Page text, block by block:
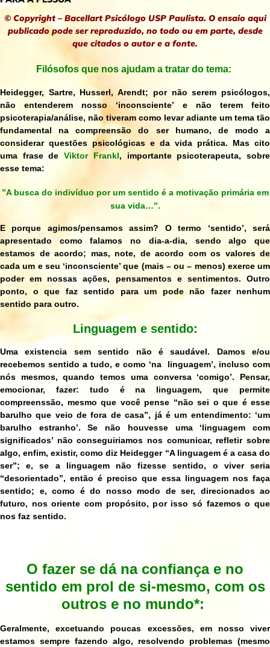
© Copyright – Bacellart Psicólogo USP Paulista. O ensaio aqui
publicado pode ser reproduzido, no todo ou em parte, desde
que citados o autor e a fonte.
Filósofos que nos ajudam a tratar do tema:
Heidegger, Sartre, Husserl, Arendt; por não serem psicólogos,
não entenderem nosso ‘inconsciente’ e não terem feito
psicoterapia/análise, não tiveram como levar adiante um tema tão
fundamental na compreensão do ser humano, de modo a
considerar questões psicológicas e da vida prática. Mas cito
uma frase deViktor Frankl, importante psicoterapeuta, sobre
esse tema:
⁠”A busca do indivíduo por um sentido é a motivação primária em
sua vida…”.
E porque agimos/pensamos assim? O termo ‘sentido’, será
apresentado como falamos no dia-a-dia, sendo algo que
estamos de acordo; mas, note, de acordo com os valores de
cada um e seu ‘inconsciente’ que (mais – ou – menos) exerce um
poder em nossas ações, pensamentos e sentimentos. Outro
ponto, o que faz sentido para um pode não fazer nenhum
sentido para outro.
Linguagem e sentido:
Uma existencia sem sentido não é saudável. Damos e/ou
recebemos sentido a tudo, e como ‘na linguagem’, incluso com
nós mesmos, quando temos uma conversa ‘comigo’. Pensar,
emocionar, fazer: tudo é na linguagem, que permite
compreenssão, mesmo que você pense “não sei o que é esse
barulho que veio de fora de casa”, já é um entendimento: ‘um
barulho estranho’. Se não houvesse uma ‘linguagem com
significados’ não conseguiriamos nos comunicar, refletir sobre
algo, enfim, existir, como diz Heidegger “A linguagem é a casa do
ser”; e, se a linguagem não fizesse sentido, o viver seria
“desorientado”, então é preciso que essa linguagem nos faça
sentido; e, como é do nosso modo de ser, direcionados ao
futuro, nos oriente com propósito, por isso só fazemos o que
nos faz sentido.
O fazer se dá na confiança e no
sentido em prol de si-mesmo, com os
outros e no mundo*:
Geralmente, excetuando poucas excessões, em nosso viver
estamos sempre fazendo algo, resolvendo problemas (mesmo